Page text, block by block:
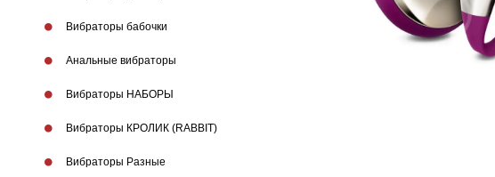
Вибраторы бабочки
Анальные вибраторы
Вибраторы НАБОРЫ
Вибраторы КРОЛИК (RABBIT)
Вибраторы Разные